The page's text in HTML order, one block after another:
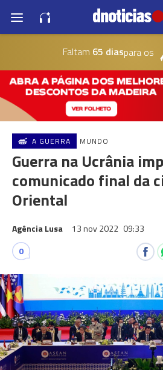
Faltam 65 diaspara os
A GUERRA MUNDO
Guerra na Ucrânia
comunicado final da
Oriental
Agência Lusa 13 nov 2022 09:33
0